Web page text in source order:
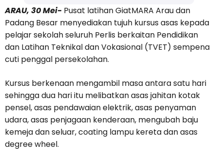
ARAU, 30 Mei- Pusat latihan GiatMARA Arau dan
Padang Besar menyediakan tujuh kursus asas kepada
pelajar sekolah seluruh Perlis berkaitan Pendidikan
dan Latihan Teknikal dan Vokasional (TVET) sempena
cuti penggal persekolahan.
Kursus berkenaan mengambil masa antara satu hari
sehingga dua hari itu melibatkan asas jahitan kotak
pensel, asas pendawaian elektrik, asas penyaman
udara, asas penjagaan kenderaan, mengubah baju
kemeja dan seluar, coating lampu kereta dan asas
degree wheel.